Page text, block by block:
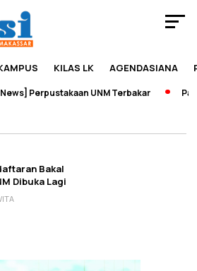
KILAS LK AGENDASIANA
Perpustakaan UNM Terbakar
Bakal
Dibuka Lagi